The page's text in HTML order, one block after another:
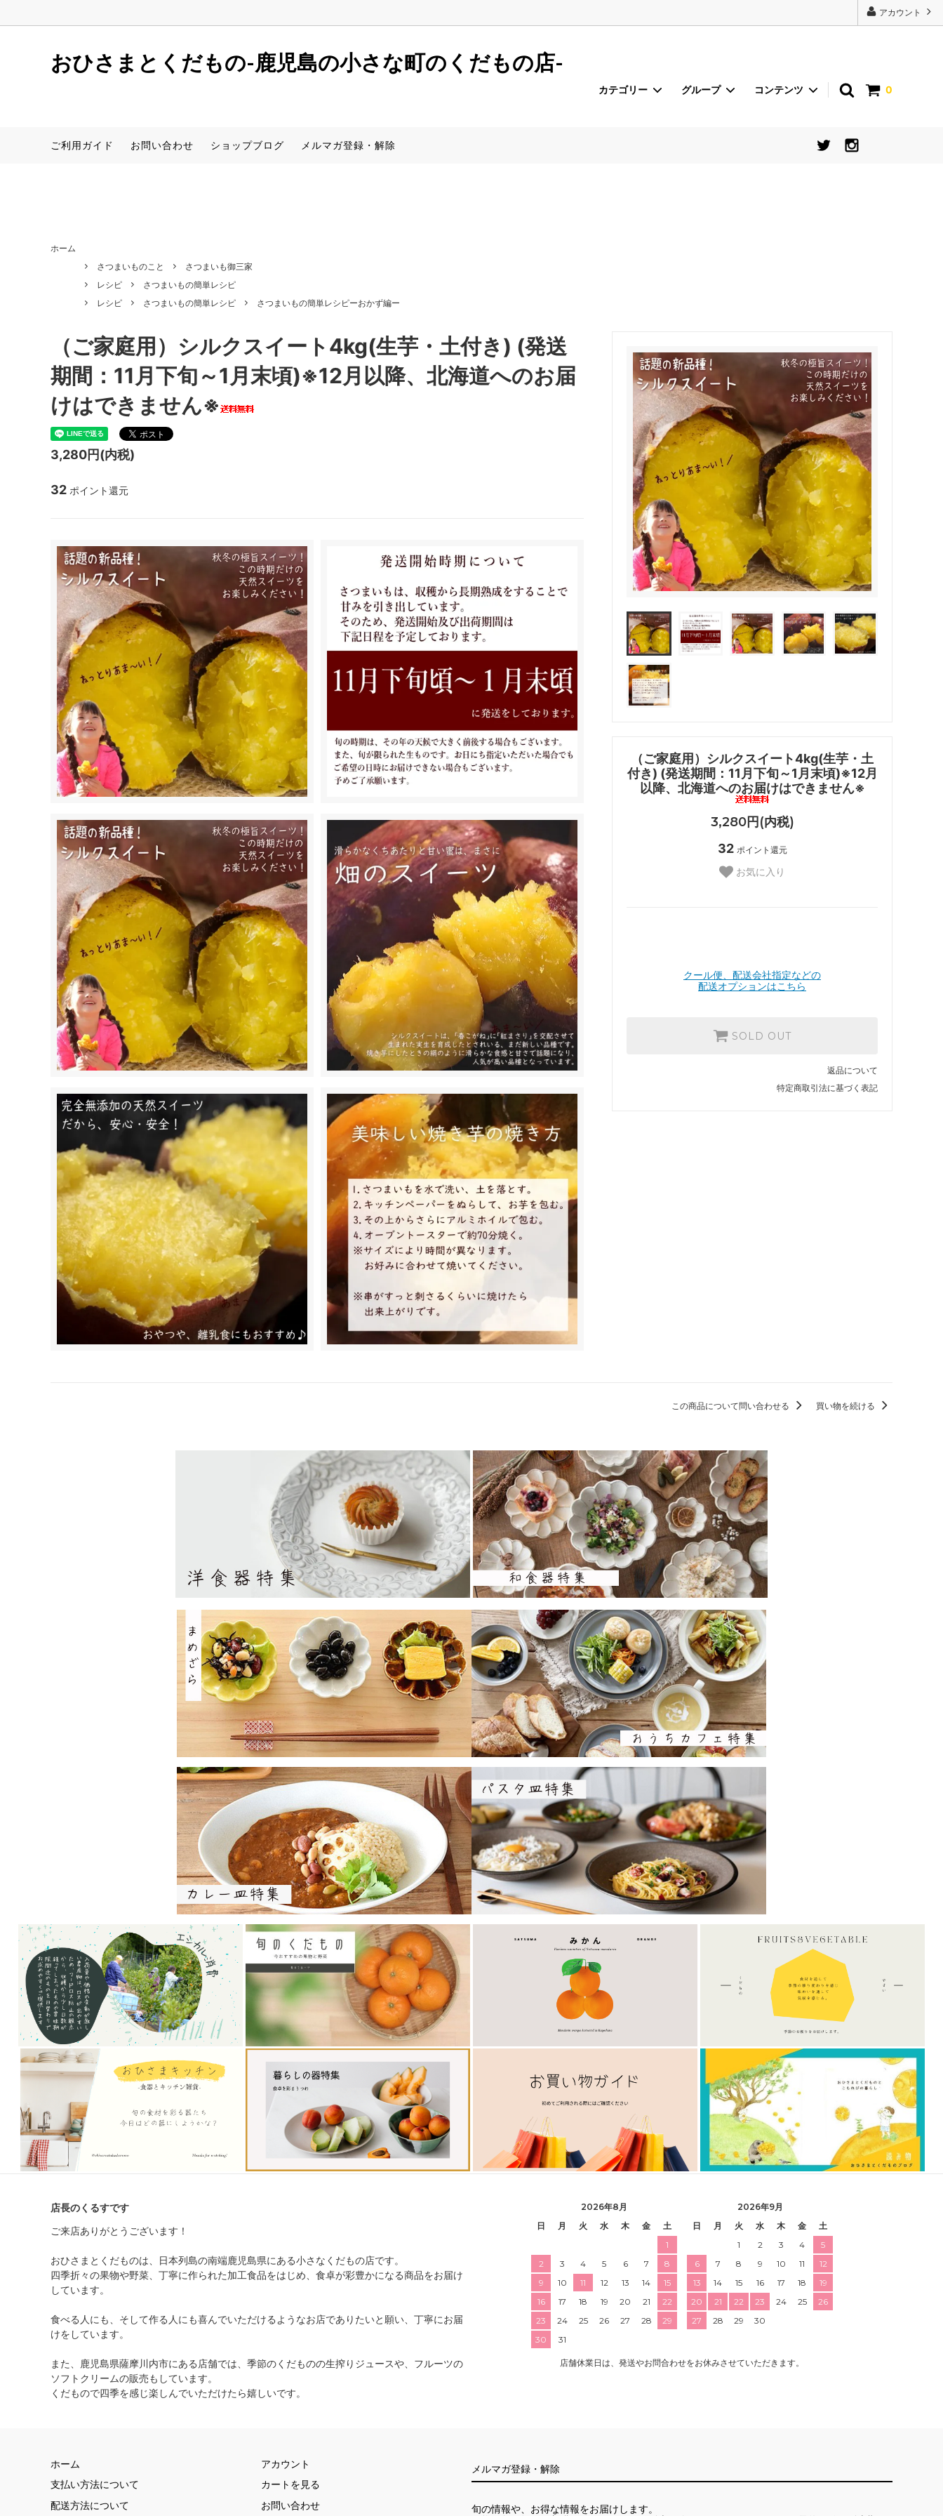
アカウント
おひさまとくだもの-鹿児島の小さな町のくだもの店-
0
カテゴリー グループ コンテンツ
ご利用ガイド お問い合わせ ショップブログ メルマガ登録・解除
ホーム
さつまいものこと
さつまいも御三家
レシピ
さつまいもの簡単レシピ
レシピ
さつまいもの簡単レシピ さつまいもの簡単レシピーおかず編ー
（ご家庭用）シルクスイート4kg(生芋・土
付き) (発送期間：11月下旬～1月末頃)※12月
以降、北海道へのお届けはできません※
3,280円(内税)
32 ポイント還元
お気に入り
クール便、配送会社指定などの
配送オプションはこちら
SOLD OUT
返品について
特定商取引法に基づく表記
（ご家庭用）シルクスイート4kg(生芋・土付き) (発送
期間：11月下旬～1月末頃)※12月以降、北海道へのお届
けはできません※
3,280円(内税)
32 ポイント還元
この商品について問い合わせる 買い物を続ける
店長のくるすです
ご来店ありがとうございます！
おひさまとくだものは、日本列島の南端鹿児島県にある小さなくだもの店です。
四季折々の果物や野菜、丁寧に作られた加工食品をはじめ、食卓が彩豊かになる商品をお届け
しています。
食べる人にも、そして作る人にも喜んでいただけるようなお店でありたいと願い、丁寧にお届
けをしています。
また、鹿児島県薩摩川内市にある店舗では、季節のくだものの生搾りジュースや、フルーツの
ソフトクリームの販売もしています。
くだもので四季を感じ楽しんでいただけたら嬉しいです。
2026年8月
日
月 火 水 木 金
土
1
2
3 4 5 6 7
8
9
10 11 12 13 14
15
16
17 18 19 20 21
22
23
24 25 26 27 28
29
30
31
2026年9月
日
月 火 水 木 金
土
1
2 3 4
5
6
7 8 9 10 11
12
13
14 15 16 17 18
19
20
21 22 23 24 25
26
27
28 29 30
店舗休業日は、発送やお問合わせをお休みさせていただきます。
メルマガ登録・解除
旬の情報や、お得な情報をお届けします。
ホーム
支払い方法について
配送方法について
アカウント
カートを見る
お問い合わせ